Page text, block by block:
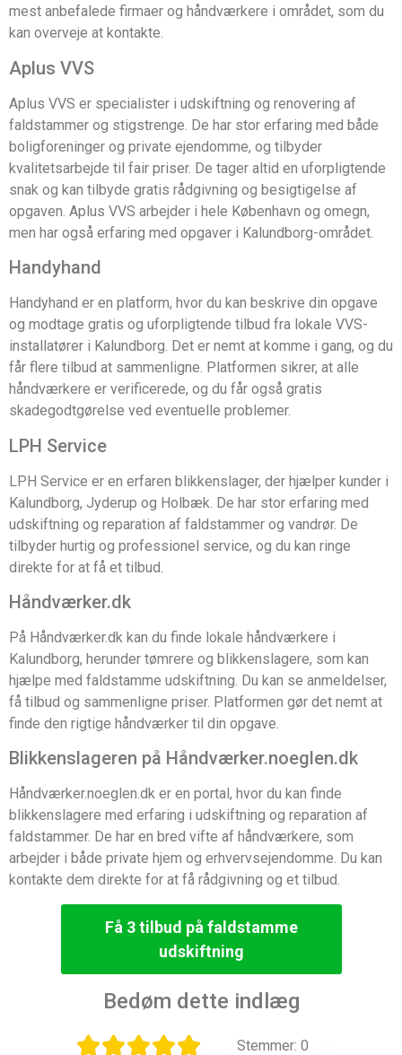
mest anbefalede firmaer og håndværkere i området, som du
kan overveje at kontakte.
Aplus VVS
Aplus VVS er specialister i udskiftning og renovering af
faldstammer og stigstrenge. De har stor erfaring med både
boligforeninger og private ejendomme, og tilbyder
kvalitetsarbejde til fair priser. De tager altid en uforpligtende
snak og kan tilbyde gratis rådgivning og besigtigelse af
opgaven. Aplus VVS arbejder i hele København og omegn,
men har også erfaring med opgaver i Kalundborg-området.
Handyhand
Handyhand er en platform, hvor du kan beskrive din opgave
og modtage gratis og uforpligtende tilbud fra lokale VVS-
installatører i Kalundborg. Det er nemt at komme i gang, og du
får flere tilbud at sammenligne. Platformen sikrer, at alle
håndværkere er verificerede, og du får også gratis
skadegodtgørelse ved eventuelle problemer.
LPH Service
LPH Service er en erfaren blikkenslager, der hjælper kunder i
Kalundborg, Jyderup og Holbæk. De har stor erfaring med
udskiftning og reparation af faldstammer og vandrør. De
tilbyder hurtig og professionel service, og du kan ringe
direkte for at få et tilbud.
Håndværker.dk
På Håndværker.dk kan du finde lokale håndværkere i
Kalundborg, herunder tømrere og blikkenslagere, som kan
hjælpe med faldstamme udskiftning. Du kan se anmeldelser,
få tilbud og sammenligne priser. Platformen gør det nemt at
finde den rigtige håndværker til din opgave.
Blikkenslageren på Håndværker.noeglen.dk
Håndværker.noeglen.dk er en portal, hvor du kan finde
blikkenslagere med erfaring i udskiftning og reparation af
faldstammer. De har en bred vifte af håndværkere, som
arbejder i både private hjem og erhvervsejendomme. Du kan
kontakte dem direkte for at få rådgivning og et tilbud.
Få 3 tilbud på faldstamme
udskiftning
Bedøm dette indlæg
Stemmer: 0